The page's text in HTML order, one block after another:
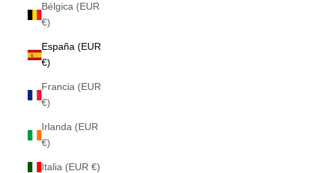
Bélgica (EUR
€)
España (EUR
€)
Francia (EUR
€)
Irlanda (EUR
€)
Italia (EUR €)